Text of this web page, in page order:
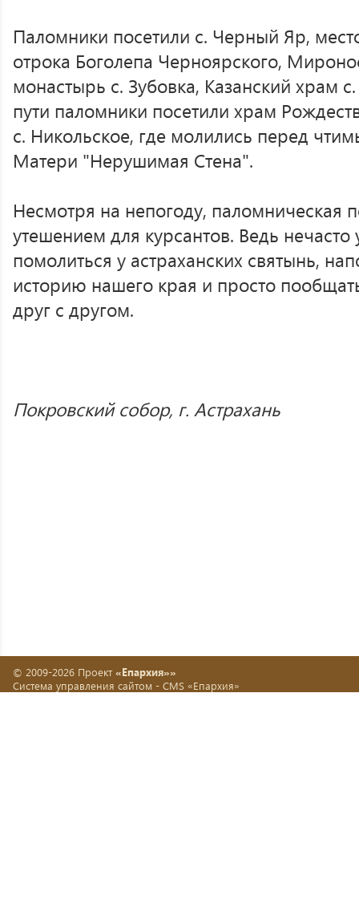
Паломники посетили с. Черный Яр,
отрока Боголепа Черноярского,
монастырь с. Зубовка, Казанский храм
пути паломники посетили храм
с. Никольское, где молились перед
Матери "Нерушимая Стена".
Несмотря на непогоду, паломническая
утешением для курсантов. Ведь нечасто
помолиться у астраханских святынь,
историю нашего края и просто
друг с другом.
Покровский собор, г. Астрахань
© 2009-2026 Проект «Епархия»»
Система управления сайтом - CMS «Епархия»